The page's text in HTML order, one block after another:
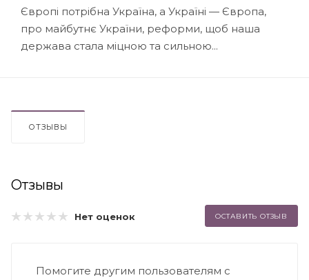
Європі потрібна Україна, а Україні — Європа,
про майбутнє України, реформи, щоб наша
держава стала міцною та сильною...
ОТЗЫВЫ
Отзывы
Нет оценок ОСТАВИТЬ ОТЗЫВ
Помогите другим пользователям с